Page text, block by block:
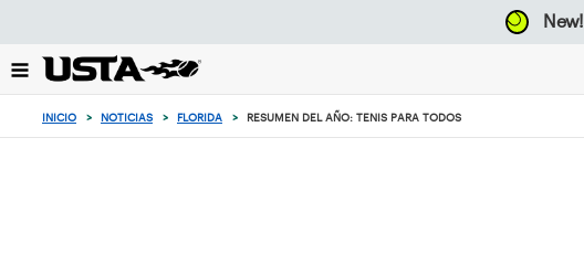
el
botón
New!
INICIO > NOTICIAS > FLORIDA > RESUMEN DEL AÑO: TENIS PARA TODOS